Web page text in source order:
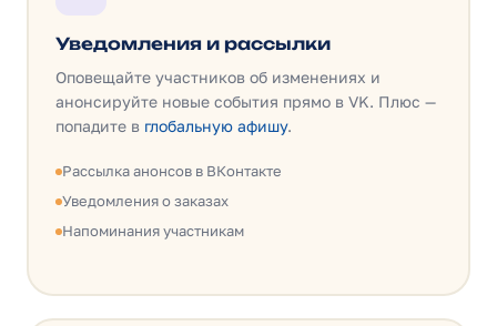
Уведомления и рассылки
Оповещайте участников об изменениях и
анонсируйте новые события прямо в VK. Плюс —
попадите в глобальную афишу.
Рассылка анонсов в ВКонтакте
Уведомления о заказах
Напоминания участникам